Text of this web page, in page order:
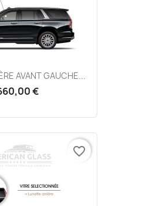
AVANT GAUCHE...
€
favorite_border